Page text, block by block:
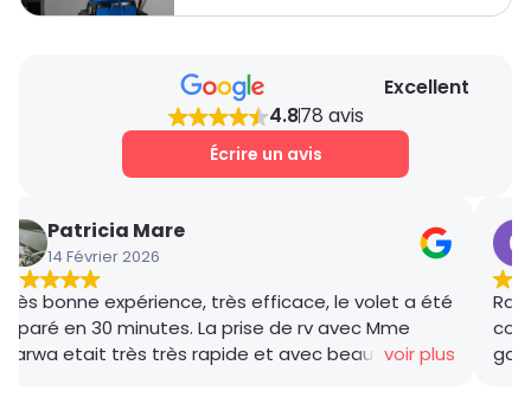
porte.
Excellent
4.878 avis
Écrire un avis
Patricia Mare
14 Février 2026
Très bonne expérience, très efficace, le volet a été
réparé en 30 minutes. La prise de rv avec Mme
Marwa etait très très rapide et avec beaucoup de
voir plus